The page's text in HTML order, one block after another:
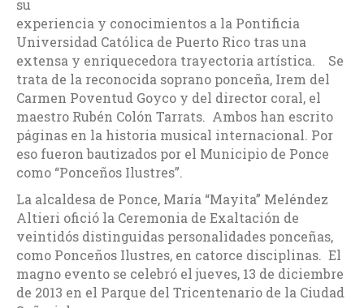
su
experiencia y conocimientos a la Pontificia
Universidad Católica de Puerto Rico tras una
extensa y enriquecedora trayectoria artística. Se
trata de la reconocida soprano ponceña, Irem del
Carmen Poventud Goyco y del director coral, el
maestro Rubén Colón Tarrats. Ambos han escrito
páginas en la historia musical internacional. Por
eso fueron bautizados por el Municipio de Ponce
como “Ponceños Ilustres”.
La alcaldesa de Ponce, María “Mayita” Meléndez
Altieri ofició la Ceremonia de Exaltación de
veintidós distinguidas personalidades ponceñas,
como Ponceños Ilustres, en catorce disciplinas. El
magno evento se celebró el jueves, 13 de diciembre
de 2013 en el Parque del Tricentenario de la Ciudad